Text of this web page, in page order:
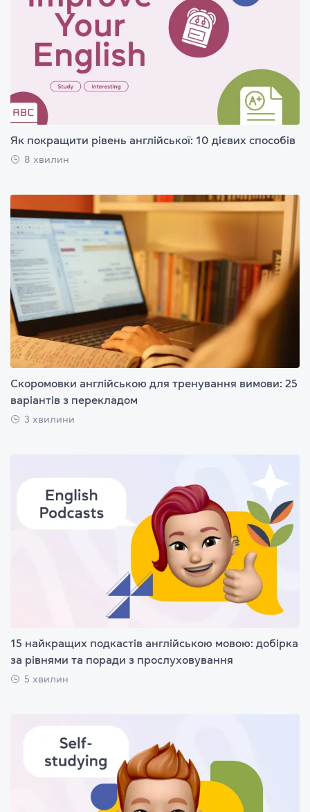
Як покращити рівень англійської: 10 дієвих способів
8 хвилин
Скоромовки англійською для тренування вимови: 25
варіантів з перекладом
3 хвилини
15 найкращих подкастів англійською мовою: добірка
за рівнями та поради з прослуховування
5 хвилин